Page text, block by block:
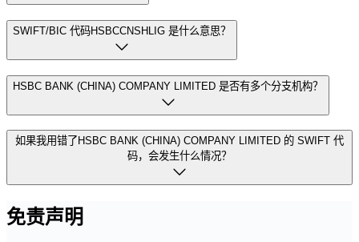
SWIFT/BIC 代码HSBCCNSHLIG 是什么意思？
HSBC BANK (CHINA) COMPANY LIMITED 是否有多个分支机构？
如果我用错了HSBC BANK (CHINA) COMPANY LIMITED 的 SWIFT 代
码，会发生什么情况？
免责声明